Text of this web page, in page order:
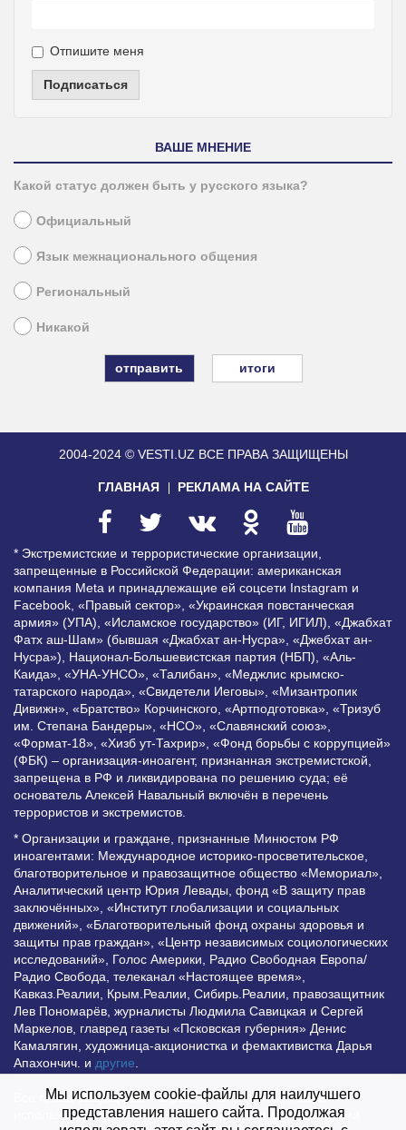
Отпишите меня
Подписаться
ВАШЕ МНЕНИЕ
Какой статус должен быть у русского языка?
Официальный
Язык межнационального общения
Региональный
Никакой
итоги
2004-2024 © VESTI.UZ ВСЕ ПРАВА ЗАЩИЩЕНЫ
ГЛАВНАЯ РЕКЛАМА НА САЙТЕ
* Экстремистские и террористические организации,
запрещенные в Российской Федерации: американская
компания Meta и принадлежащие ей соцсети Instagram и
Facebook, «Правый сектор», «Украинская повстанческая
армия» (УПА), «Исламское государство» (ИГ, ИГИЛ), «Джабхат
Фатх аш-Шам» (бывшая «Джабхат ан-Нусра», «Джебхат ан-
Нусра»), Национал-Большевистская партия (НБП), «Аль-
Каида», «УНА-УНСО», «Талибан», «Меджлис крымско-
татарского народа», «Свидетели Иеговы», «Мизантропик
Дивижн», «Братство» Корчинского, «Артподготовка», «Тризуб
им. Степана Бандеры», «НСО», «Славянский союз»,
«Формат-18», «Хизб ут-Тахрир», «Фонд борьбы с коррупцией»
(ФБК) – организация-иноагент, признанная экстремистской,
запрещена в РФ и ликвидирована по решению суда; её
основатель Алексей Навальный включён в перечень
террористов и экстремистов.
* Организации и граждане, признанные Минюстом РФ
иноагентами: Международное историко-просветительское,
благотворительное и правозащитное общество «Мемориал»,
Аналитический центр Юрия Левады, фонд «В защиту прав
заключённых», «Институт глобализации и социальных
движений», «Благотворительный фонд охраны здоровья и
защиты прав граждан», «Центр независимых социологических
исследований», Голос Америки, Радио Свободная Европа/
Радио Свобода, телеканал «Настоящее время»,
Кавказ.Реалии, Крым.Реалии, Сибирь.Реалии, правозащитник
Лев Пономарёв, журналисты Людмила Савицкая и Сергей
Маркелов, главред газеты «Псковская губерния» Денис
Камалягин, художница-акционистка и фемактивистка Дарья
Апахончич. и другие
Все права защищены и охраняются законом. Любое
использование материалов сайта допустимо при условии
Мы используем cookie-файлы для наилучшего
представления нашего сайта. Продолжая